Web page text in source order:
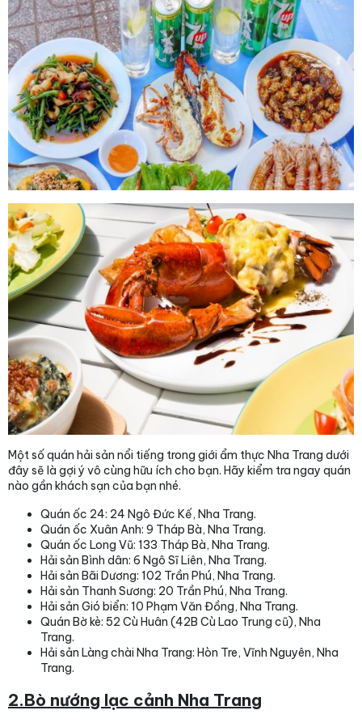
Một số quán hải sản nổi tiếng trong giới ẩm thực Nha Trang dưới
đây sẽ là gợi ý vô cùng hữu ích cho bạn. Hãy kiểm tra ngay quán
nào gần khách sạn của bạn nhé.
Quán ốc 24: 24 Ngô Đức Kế, Nha Trang.
Quán ốc Xuân Anh: 9 Tháp Bà, Nha Trang.
Quán ốc Long Vũ: 133 Tháp Bà, Nha Trang.
Hải sản Bình dân: 6 Ngô Sĩ Liên, Nha Trang.
Hải sản Bãi Dương: 102 Trần Phú, Nha Trang.
Hải sản Thanh Sương: 20 Trần Phú, Nha Trang.
Hải sản Gió biển: 10 Phạm Văn Đồng, Nha Trang.
Quán Bờ kè: 52 Cù Huân (42B Cù Lao Trung cũ), Nha
Trang.
Hải sản Làng chài Nha Trang: Hòn Tre, Vĩnh Nguyên, Nha
Trang.
2.Bò nướng lạc cảnh Nha Trang